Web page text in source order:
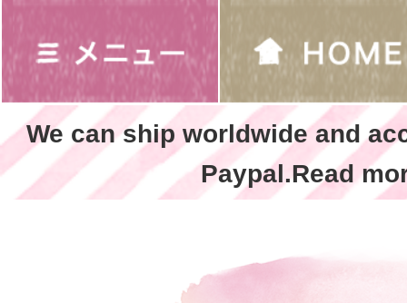
We can ship worldwide and
Paypal.Read